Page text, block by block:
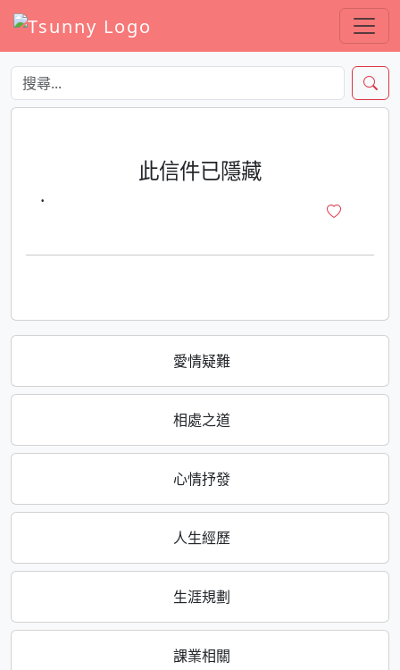
愛情疑難
相處之道
心情抒發
人生經歷
生涯規劃
課業相關
此信件已隱藏
·